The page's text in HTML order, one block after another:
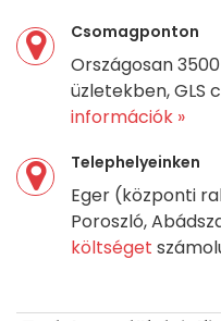
Csomagponton
Országosan
üzletekben, GLS
információk »
Telephelyeinken
Eger (központi
Poroszló,
költséget